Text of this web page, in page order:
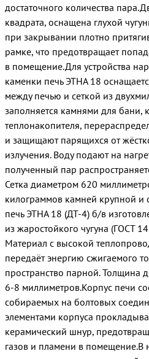
достаточного количества
квадрата, оснащена глухой
при закрывании плотно
рамке, что предотвращает
в помещение.Для устройства
каменки печь ЭТНА 18
между печью и сеткой из
заполняется камнями для бани,
теплонакопителя,
и защищают парящихся от
излучения. Воду подают на
полученный пар
Сетка диаметром 620
килограммов камней крупной и
печь ЭТНА 18 (ДТ-4) б/в
из жаростойкого чугуна (ГОСТ
Материал с высокой
передаёт энергию сжигаемого
пространство парной. Толщина
6-8 миллиметров.Корпус печи
собираемых на болтовых
элементами корпуса
керамический шнур,
газов и пламени в помещение.В